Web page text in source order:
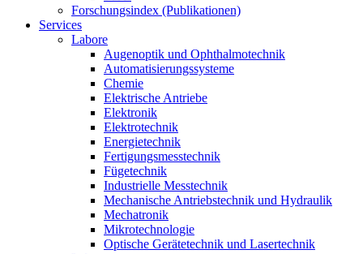
Forschungsindex (Publikationen)
Services
Labore
Augenoptik und Ophthalmotechnik
Automatisierungssysteme
Chemie
Elektrische Antriebe
Elektronik
Elektrotechnik
Energietechnik
Fertigungsmesstechnik
Fügetechnik
Industrielle Messtechnik
Mechanische Antriebstechnik und Hydraulik
Mechatronik
Mikrotechnologie
Optische Gerätetechnik und Lasertechnik